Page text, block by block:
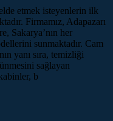
etmek isteyenlerin ilk
Firmamız, Adapazarı
Sakarya’nın her
sunmaktadır. Cam
yanı sıra, temizliği
sağlayan
b